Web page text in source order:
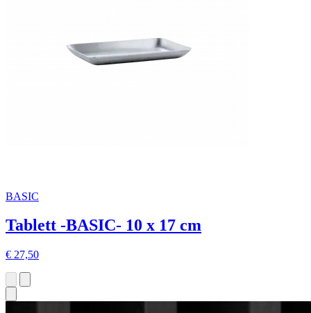
BASIC
Tablett -BASIC- 10 x 17 cm
€ 27,50